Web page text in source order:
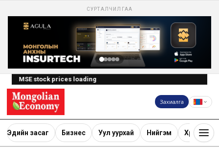
СУРТАЛЧИЛГАА
MSE stock prices loading
Захиалга
Эдийн засаг Бизнес Уул уурхай Нийгэм Хөрөнгө